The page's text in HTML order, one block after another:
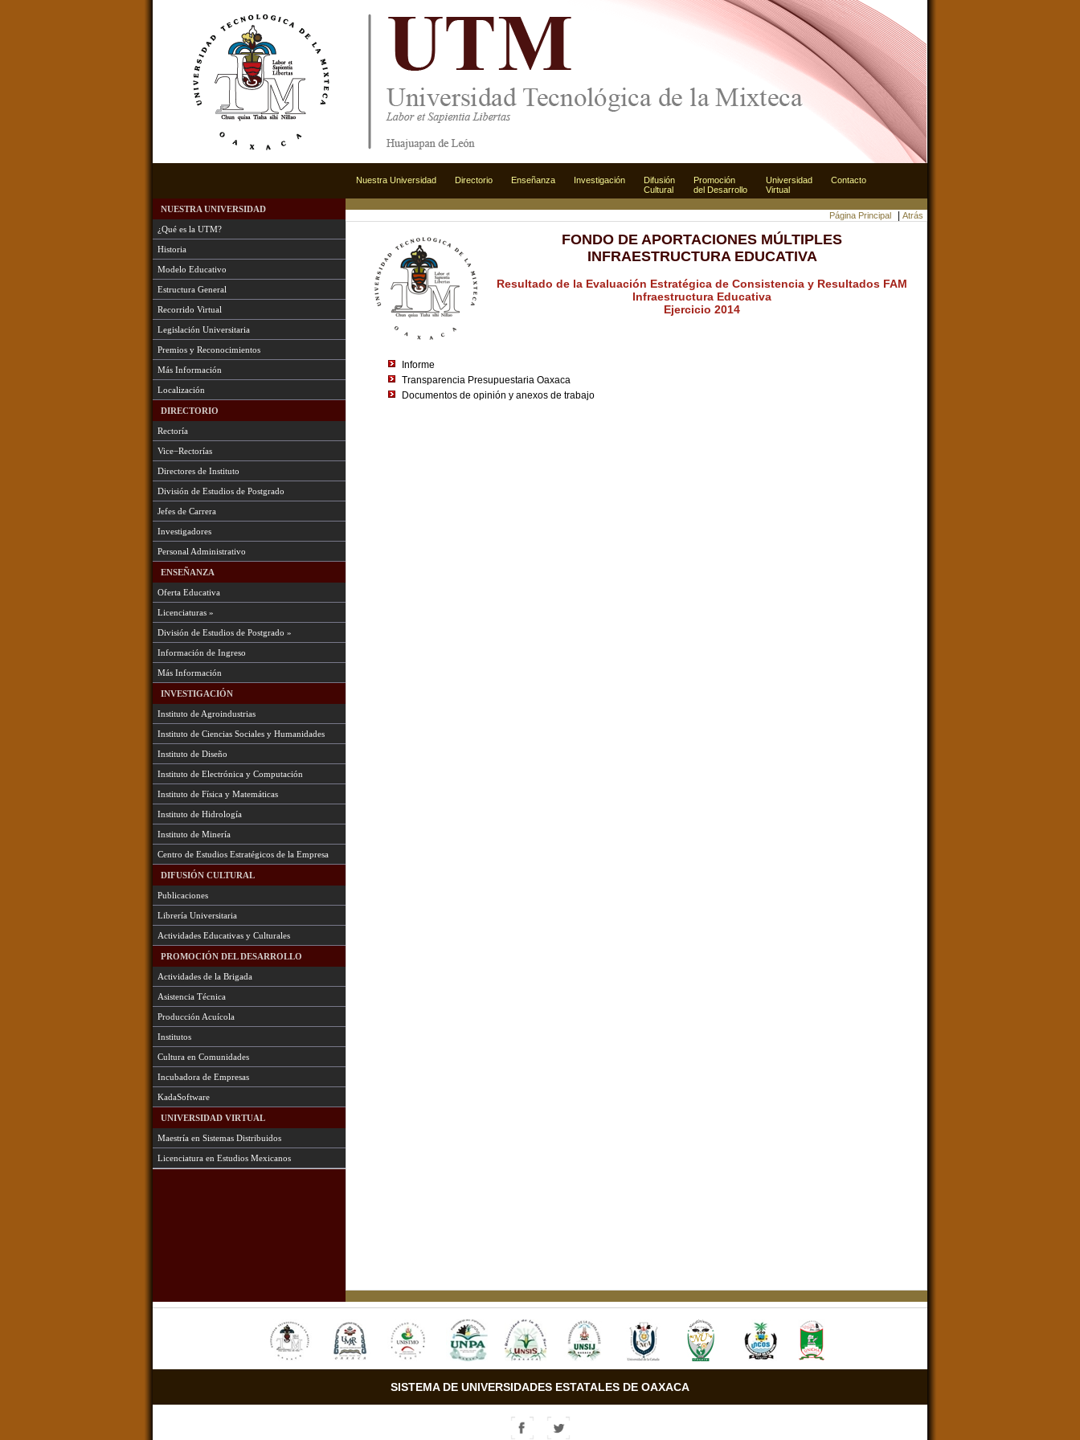
Nuestra Universidad
Nuestra Universidad Directorio
Directorio Enseñanza
Enseñanza Investigación
Investigación
Difusión
Cultural
Difusión
Cultural
Promoción
del Desarrollo
Promoción
del Desarrollo
Universidad
Virtual
Universidad
Virtual
Contacto
Contacto
NUESTRA UNIVERSIDAD
¿Qué es la UTM?
Historia
Modelo Educativo
Estructura General
Recorrido Virtual
Legislación Universitaria
Premios y Reconocimientos
Más Información
Localización
DIRECTORIO
Rectoría
Vice−Rectorías
Directores de Instituto
División de Estudios de Postgrado
Jefes de Carrera
Investigadores
Personal Administrativo
ENSEÑANZA
Oferta Educativa
Licenciaturas »
División de Estudios de Postgrado »
Información de Ingreso
Más Información
INVESTIGACIÓN
Instituto de Agroindustrias
Instituto de Ciencias Sociales y Humanidades
Instituto de Diseño
Instituto de Electrónica y Computación
Instituto de Física y Matemáticas
Instituto de Hidrología
Instituto de Minería
Centro de Estudios Estratégicos de la Empresa
DIFUSIÓN CULTURAL
Publicaciones
Librería Universitaria
Actividades Educativas y Culturales
PROMOCIÓN DEL DESARROLLO
Actividades de la Brigada
Asistencia Técnica
Producción Acuícola
Institutos
Cultura en Comunidades
Incubadora de Empresas
KadaSoftware
UNIVERSIDAD VIRTUAL
Maestría en Sistemas Distribuidos
Licenciatura en Estudios Mexicanos
Página Principal Atrás
FONDO DE APORTACIONES MÚLTIPLES
INFRAESTRUCTURA EDUCATIVA
Resultado de la Evaluación Estratégica de Consistencia y Resultados FAM
Infraestructura Educativa
Ejercicio 2014
Informe
Transparencia Presupuestaria Oaxaca
Documentos de opinión y anexos de trabajo
SISTEMA DE UNIVERSIDADES ESTATALES DE OAXACA